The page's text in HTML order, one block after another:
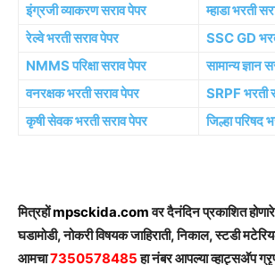
इंग्रजी व्याकरण सराव पेपर
म्हाडा भरती
रेल्वे भरती सराव पेपर
SSC GD
NMMS परिक्षा सराव पेपर
सामान्य ज्ञान
वनरक्षक भरती सराव पेपर
SRPF भरती
कृषी सेवक भरती सराव पेपर
जिल्हा परिषद
मित्रहोंmpsckida.comवर दैनंदिन प्रकाशित
घडामोडी, नोकरी विषयक जाहिराती, निकाल, स्टडी
आमचा7350578485हा नंबर आपल्या व्हाट्सअ‍ॅप